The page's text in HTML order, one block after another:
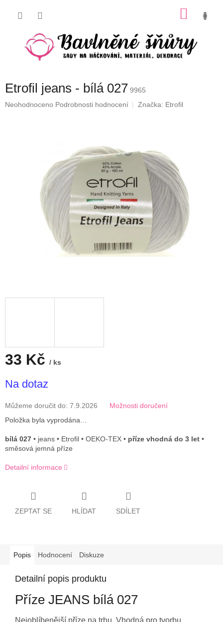
Etrofil jeans - bílá 027 9965
Průměrné
Neohodnoceno Podrobnosti hodnocení Značka: Etrofil
33 Kč / ks
cena:
Na dotaz
Můžeme doručit do: 7.9.2026
Možnosti doručení
Položka byla vyprodána…
bílá 027 • jeans • Etrofil • OEKO-TEX • příze vhodná do 3 let •
směsová jemná příze
Detailní informace
ZEPTAT SE HLÍDAT SDÍLET
Popis Hodnocení Diskuze
Detailní popis produktu
Příze JEANS bílá 027